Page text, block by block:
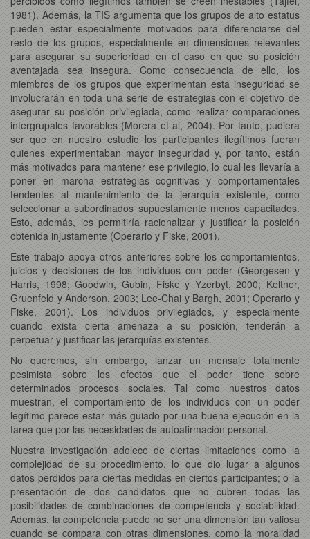
1981). Además, la TIS argumenta que los grupos de alto estatus
pueden estar especialmente motivados para diferenciarse del
resto de los grupos, especialmente en dimensiones relevantes
para asegurar su superioridad en el caso en que su posición
aventajada sea insegura. Como consecuencia de ello, los
miembros de los grupos que experimentan esta inseguridad se
involucrarán en toda una serie de estrategias con el objetivo de
asegurar su posición privilegiada, como realizar comparaciones
intergrupales favorables (Morera et al, 2004). Por tanto, pudiera
ser que en nuestro estudio los participantes ilegítimos fueran
quienes experimentaban mayor inseguridad y, por tanto, están
más motivados para mantener ese privilegio, lo cual les llevaría a
poner en marcha estrategias cognitivas y comportamentales
tendentes al mantenimiento de la jerarquía existente, como
seleccionar a subordinados supuestamente menos capacitados.
Esto, además, les permitiría racionalizar y justificar la posición
obtenida injustamente (Operario y Fiske, 2001).
Este trabajo apoya otros anteriores sobre los comportamientos,
juicios y decisiones de los individuos con poder (Georgesen y
Harris, 1998; Goodwin, Gubin, Fiske y Yzerbyt, 2000; Keltner,
Gruenfeld y Anderson, 2003; Lee-Chai y Bargh, 2001; Operario y
Fiske, 2001). Los individuos privilegiados, y especialmente
cuando exista cierta amenaza a su posición, tenderán a
perpetuar y justificar las jerarquías existentes.
No queremos, sin embargo, lanzar un mensaje totalmente
pesimista sobre los efectos que el poder tiene sobre
determinados procesos sociales. Tal como nuestros datos
muestran, el comportamiento de los individuos con un poder
legítimo parece estar más guiado por una buena ejecución en la
tarea que por las necesidades de autoafirmación personal.
Nuestra investigación adolece de ciertas limitaciones como la
complejidad de su procedimiento, lo que dio lugar a algunos
datos perdidos para ciertas medidas en ciertos participantes; o la
presentación de dos candidatos que no cubren todas las
posibilidades de combinaciones de competencia y sociabilidad.
Además, la competencia puede no ser una dimensión tan valiosa
cuando se compara con otras dimensiones, como la moralidad